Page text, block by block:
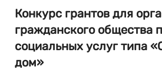
Конкурс грантов для
гражданского общества
социальных услуг типа
дом»